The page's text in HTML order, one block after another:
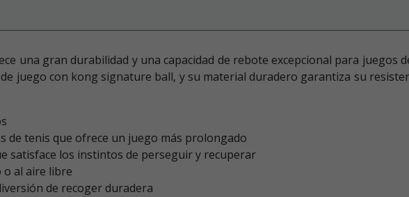
una gran durabilidad y una capacidad de rebote excepcional para juegos
juego con kong signature ball, y su material duradero garantiza su
de tenis que ofrece un juego más prolongado
satisface los instintos de perseguir y recuperar
o al aire libre
de recoger duradera